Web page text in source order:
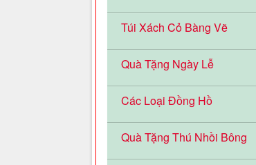
Túi Xách Cỏ Bàng Vẽ
Quà Tặng Ngày Lễ
Các Loại Đồng Hồ
Quà Tặng Thú Nhồi Bông